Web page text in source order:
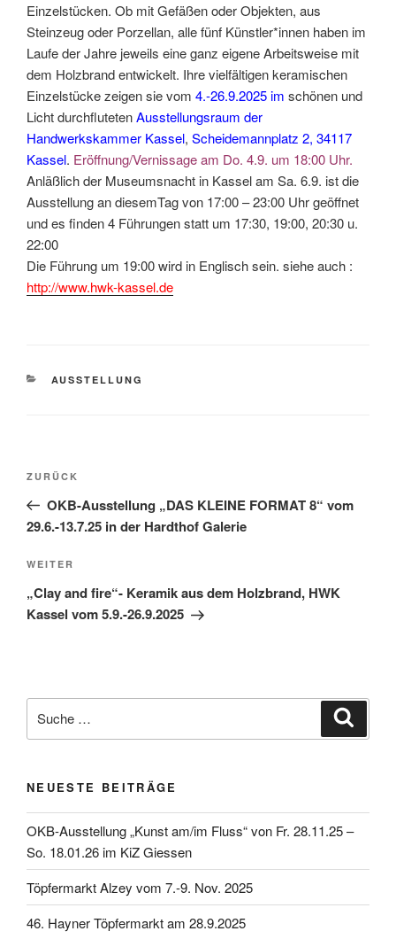
Einzelstücken. Ob mit Gefäßen oder Objekten, aus
Steinzeug oder Porzellan, alle fünf Künstler*innen haben im
Laufe der Jahre jeweils eine ganz eigene Arbeitsweise mit
dem Holzbrand entwickelt. Ihre vielfältigen keramischen
Einzelstücke zeigen sie vom 4.-26.9.2025im schönen und
Licht durchflutetenAusstellungsraum der
Handwerkskammer Kassel, Scheidemannplatz 2, 34117
Kassel. Eröffnung/Vernissage am Do. 4.9. um 18:00 Uhr.
Anläßlich der Museumsnacht in Kassel am Sa. 6.9. ist die
Ausstellung an diesemTag von 17:00 – 23:00 Uhr geöffnet
und es finden 4 Führungen statt um 17:30, 19:00, 20:30 u.
22:00
Die Führung um 19:00 wird in Englisch sein. siehe auch :
http://www.hwk-kassel.de
KATEGORIEN
AUSSTELLUNG
Beitragsnavigation
Vorheriger
Beitrag
ZURÜCK
OKB-Ausstellung „DAS KLEINE FORMAT 8“ vom
29.6.-13.7.25 in der Hardthof Galerie
Nächster
Beitrag
WEITER
„Clay and fire“- Keramik aus dem Holzbrand, HWK
Kassel vom 5.9.-26.9.2025
nach:
NEUESTE BEITRÄGE
OKB-Ausstellung „Kunst am/im Fluss“ von Fr. 28.11.25 –
So. 18.01.26 im KiZ Giessen
Töpfermarkt Alzey vom 7.-9. Nov. 2025
46. Hayner Töpfermarkt am 28.9.2025